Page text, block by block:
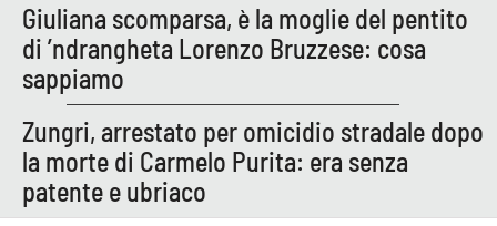
Giuliana scomparsa, è la moglie del pentito
di ’ndrangheta Lorenzo Bruzzese: cosa
sappiamo
Zungri, arrestato per omicidio stradale dopo
la morte di Carmelo Purita: era senza
patente e ubriaco